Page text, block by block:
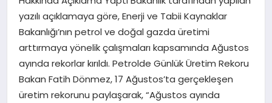
MAGAZIN
SPOR
YAŞAM
yazılı açıklamaya göre, Enerji ve Tabii Kaynaklar
Bakanlığı’nın petrol ve doğal gazda üretimi
arttırmaya yönelik çalışmaları kapsamında Ağustos
ayında rekorlar kırıldı. Petrolde Günlük Üretim Rekoru
Bakan Fatih Dönmez, 17 Ağustos’ta gerçekleşen
üretim rekorunu paylaşarak, “Ağustos ayında